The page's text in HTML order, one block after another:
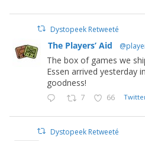
Dystopeek Retweeté
The Players’ Aid
The box of games we
Essen arrived yesterday
goodness!
7 66
Dystopeek Retweeté